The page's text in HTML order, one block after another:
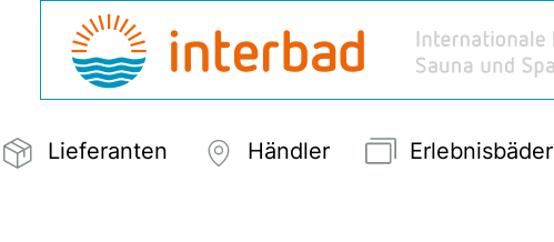
Lieferanten Händler Erlebnisbäder